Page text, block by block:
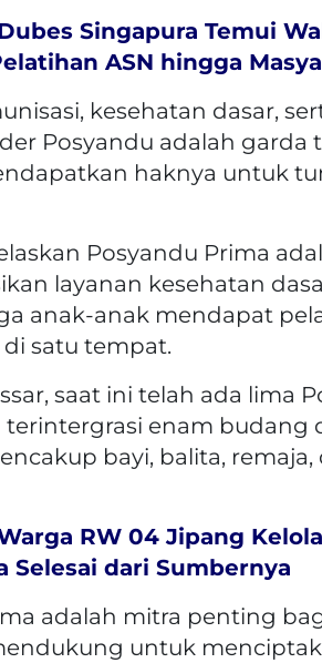
Singapura Temui
ASN hingga
kesehatan dasar,
Posyandu adalah
haknya untuk
Posyandu Prima
layanan kesehatan
anak-anak mendapat
satu tempat.
saat ini telah ada lima
terintergrasi enam budang
bayi, balita, remaja,
RW 04 Jipang
Selesai dari Sumbernya
adalah mitra penting
untuk